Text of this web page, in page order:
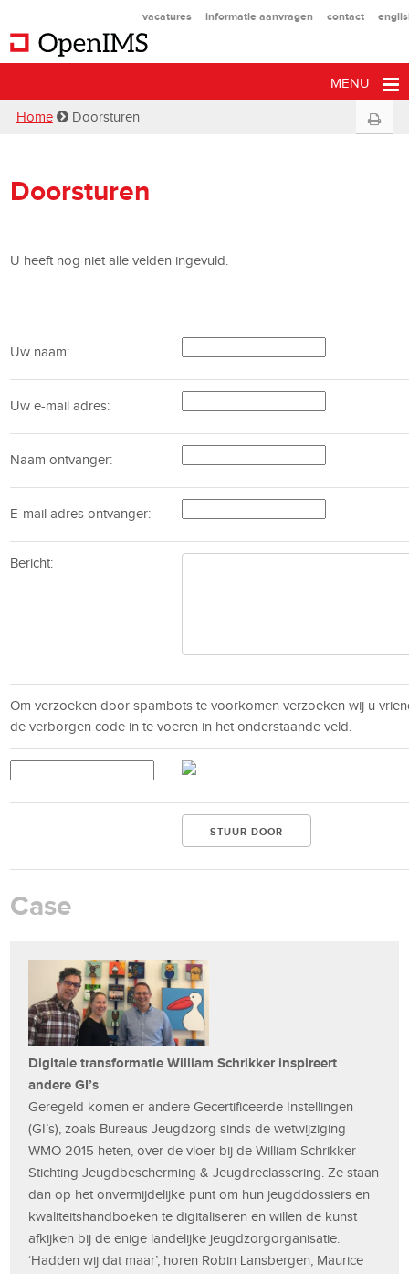
vacatures informatie aanvragen contact
MENU
Home Doorsturen
Doorsturen
U heeft nog niet alle velden ingevuld.
Uw naam:
Uw e-mail adres:
Naam ontvanger:
E-mail adres ontvanger:
Bericht:
Om verzoeken door spambots te voorkomen verzoeken wij u
de verborgen code in te voeren in het onderstaande veld.
Case
Digitale transformatie William Schrikker inspireert
andere GI’s
Geregeld komen er andere Gecertificeerde Instellingen
(GI’s), zoals Bureaus Jeugdzorg sinds de wetwijziging
WMO 2015 heten, over de vloer bij de William Schrikker
Stichting Jeugdbescherming & Jeugdreclassering. Ze staan
dan op het onvermijdelijke punt om hun jeugddossiers en
kwaliteitshandboeken te digitaliseren en willen de kunst
afkijken bij de enige landelijke jeugdzorgorganisatie.
‘Hadden wij dat maar’, horen Robin Lansbergen, Maurice